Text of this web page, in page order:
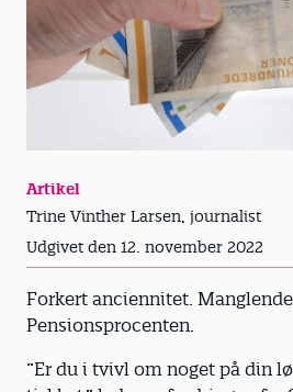
Artikel
Trine Vinther Larsen, journalist
Udgivet den 12. november 2022
Forkert anciennitet.
Pensionsprocenten.
”Er du i tvivl om noget på din